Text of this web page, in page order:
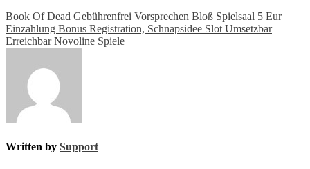
Post
navigation
Book Of Dead Gebührenfrei Vorsprechen Bloß Spielsaal 5 Eur
Einzahlung Bonus Registration, Schnapsidee Slot Umsetzbar
Erreichbar Novoline Spiele
Written by Support